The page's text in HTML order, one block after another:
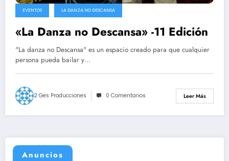
EVENTOS LA DANZA NO DESCANSA
«La Danza no Descansa» -11 Edición
"La danza no Descansa" es un espacio creado para que cualquier
persona pueda bailar y…
2 Ges Producciones 0 Comentarios Leer Más
Anuncios